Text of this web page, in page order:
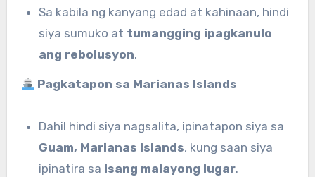
Sa kabila ng kanyang edad at kahinaan, hindi
siya sumuko at tumangging ipagkanulo
ang rebolusyon.
Pagkatapon sa Marianas Islands
Dahil hindi siya nagsalita, ipinatapon siya sa
Guam, Marianas Islands, kung saan siya
ipinatira sa isang malayong lugar.